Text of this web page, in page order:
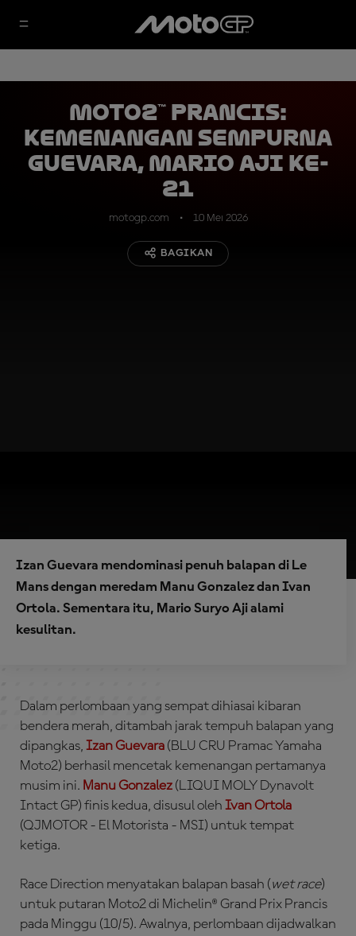
Moto2™ Prancis:
Kemenangan Sempurna
Guevara, Mario Aji ke-
21
motogp.com 10 Mei 2026
BAGIKAN
Izan Guevara mendominasi penuh balapan di Le
Mans dengan meredam Manu Gonzalez dan Ivan
Ortola. Sementara itu, Mario Suryo Aji alami
kesulitan.
Dalam perlombaan yang sempat dihiasai kibaran
bendera merah, ditambah jarak tempuh balapan yang
dipangkas, Izan Guevara (BLU CRU Pramac Yamaha
Moto2) berhasil mencetak kemenangan pertamanya
musim ini. Manu Gonzalez (LIQUI MOLY Dynavolt
Intact GP) finis kedua, disusul oleh Ivan Ortola
(QJMOTOR - El Motorista - MSI) untuk tempat
ketiga.
Race Direction menyatakan balapan basah (wet race)
untuk putaran Moto2 di Michelin® Grand Prix Prancis
pada Minggu (10/5). Awalnya, perlombaan dijadwalkan